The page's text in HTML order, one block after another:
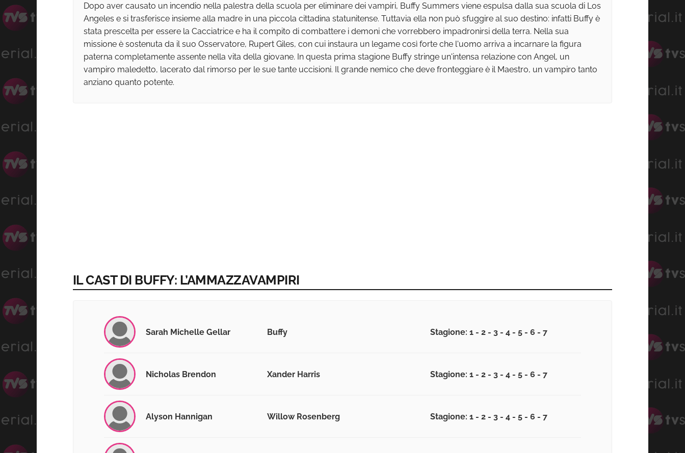
Dopo aver causato un incendio nella palestra della scuola per eliminare dei vampiri, Buffy Summers viene espulsa dalla sua scuola di Los
Angeles e si trasferisce insieme alla madre in una piccola cittadina statunitense. Tuttavia ella non può sfuggire al suo destino: infatti Buffy è
stata prescelta per essere la Cacciatrice e ha il compito di combattere i demoni che vorrebbero impadronirsi della terra. Nella sua
missione è sostenuta da il suo Osservatore, Rupert Giles, con cui instaura un legame così forte che l'uomo arriva a incarnare la figura
paterna completamente assente nella vita della giovane. In questa prima stagione Buffy stringe un'intensa relazione con Angel, un
vampiro maledetto, lacerato dal rimorso per le sue tante uccisioni. Il grande nemico che deve fronteggiare è il Maestro, un vampiro tanto
anziano quanto potente.
IL CAST DI BUFFY: L’AMMAZZAVAMPIRI
Sarah Michelle Gellar Buffy Stagione: 1 - 2 - 3 - 4 - 5 - 6 - 7
Nicholas Brendon Xander Harris Stagione: 1 - 2 - 3 - 4 - 5 - 6 - 7
Alyson Hannigan Willow Rosenberg Stagione: 1 - 2 - 3 - 4 - 5 - 6 - 7